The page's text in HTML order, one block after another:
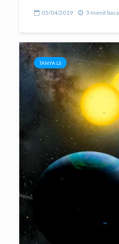
05/04/2019 3 menit baca
TANYA LS